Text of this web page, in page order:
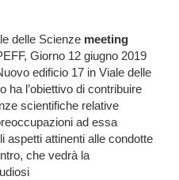
delle Scienze meeting
Giorno 12 giugno 2019
edificio 17 in Viale delle
ha l’obiettivo di contribuire
scientifiche relative
ad essa
aspetti attinenti alle condotte
che vedrà la